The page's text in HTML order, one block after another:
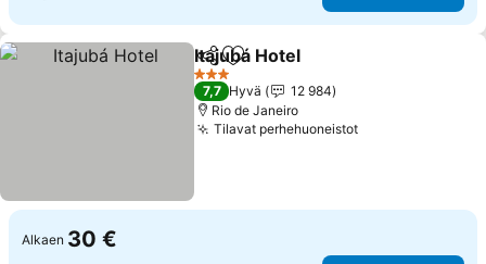
Jaa Lisää suosikkeihin
Itajubá Hotel
3 Tähtiluokitus
7,7 Hyvä
12 984
Rio de Janeiro
Tilavat perhehuoneistotKatso hinnat
Alkaen 30 €